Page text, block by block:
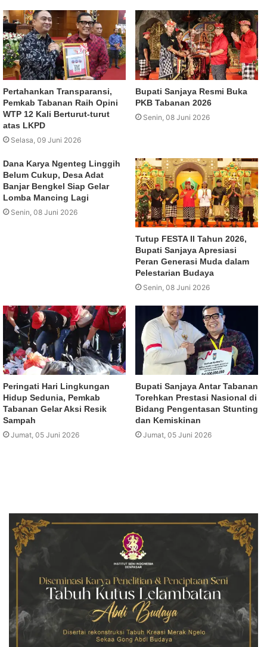
Pertahankan Transparansi,
Pemkab Tabanan Raih Opini
WTP 12 Kali Berturut-turut
atas LKPD
Selasa, 09 Juni 2026
Bupati Sanjaya Resmi Buka
PKB Tabanan 2026
Senin, 08 Juni 2026
Dana Karya Ngenteg Linggih
Belum Cukup, Desa Adat
Banjar Bengkel Siap Gelar
Lomba Mancing Lagi
Senin, 08 Juni 2026
Tutup FESTA II Tahun 2026,
Bupati Sanjaya Apresiasi
Peran Generasi Muda dalam
Pelestarian Budaya
Senin, 08 Juni 2026
Peringati Hari Lingkungan
Hidup Sedunia, Pemkab
Tabanan Gelar Aksi Resik
Sampah
Jumat, 05 Juni 2026
Bupati Sanjaya Antar Tabanan
Torehkan Prestasi Nasional di
Bidang Pengentasan Stunting
dan Kemiskinan
Jumat, 05 Juni 2026